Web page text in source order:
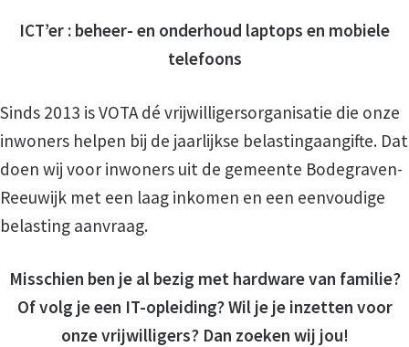
administratie en betalingsachterstanden
Vacature ICT beheerder
Vacature vrijwilliger HUBA
Wij zoeken jou
ICT’er : beheer- en onderhoud laptops en mobiele
telefoons
Sinds 2013 is VOTA dé vrijwilligersorganisatie die onze
inwoners helpen bij de jaarlijkse belastingaangifte. Dat
doen wij voor inwoners uit de gemeente Bodegraven-
Reeuwijk met een laag inkomen en een eenvoudige
belasting aanvraag.
Misschien ben je al bezig met hardware van familie?
Of volg je een IT-opleiding?Wil je je inzetten voor
onze vrijwilligers? Dan zoeken wij jou!